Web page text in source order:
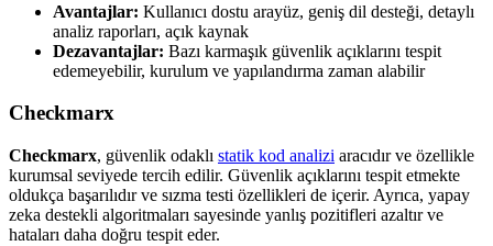
Avantajlar: Kullanıcı dostu arayüz, geniş dil desteği, detaylı
analiz raporları, açık kaynak
Dezavantajlar: Bazı karmaşık güvenlik açıklarını tespit
edemeyebilir, kurulum ve yapılandırma zaman alabilir
Checkmarx
Checkmarx, güvenlik odaklı statik kod analizi aracıdır ve özellikle
kurumsal seviyede tercih edilir. Güvenlik açıklarını tespit etmekte
oldukça başarılıdır ve sızma testi özellikleri de içerir. Ayrıca, yapay
zeka destekli algoritmaları sayesinde yanlış pozitifleri azaltır ve
hataları daha doğru tespit eder.